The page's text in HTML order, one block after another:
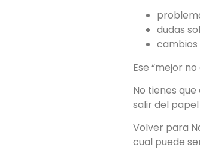
dudas
cambios
Ese “mejor
No tienes
salir del papel
Volver para
cual puede